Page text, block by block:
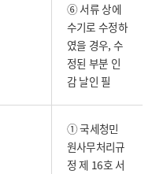
⑥ 서류 상에
수기로 수정하
였을 경우, 수
정된 부분 인
감 날인 필
① 국세청민
원사무처리규
정 제 16호 서